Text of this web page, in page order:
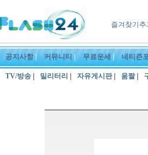
즐겨찾기
공지사항| 커뮤니티| 무료운세 |네티즌
TV/방송 밀리터리 |자유게시판| 움짤|